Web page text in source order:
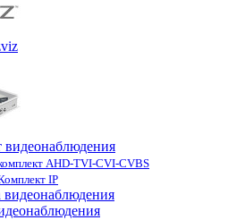
видеонаблюдения
AHD-TVI-CVI-CVBS
IP